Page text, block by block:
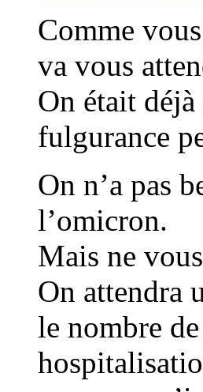
Comme
va vous
On était déjà
fulgurance
On n’a pas
l’omicron.
Mais ne
On attendra
le nombre